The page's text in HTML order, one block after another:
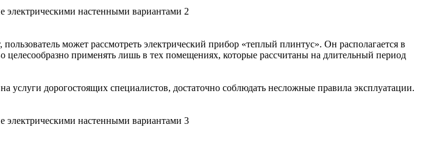
может рассмотреть электрический прибор «теплый плинтус». Он располагается в
применять лишь в тех помещениях, которые рассчитаны на длительный период
услуги дорогостоящих специалистов, достаточно соблюдать несложные правила эксплуатации.